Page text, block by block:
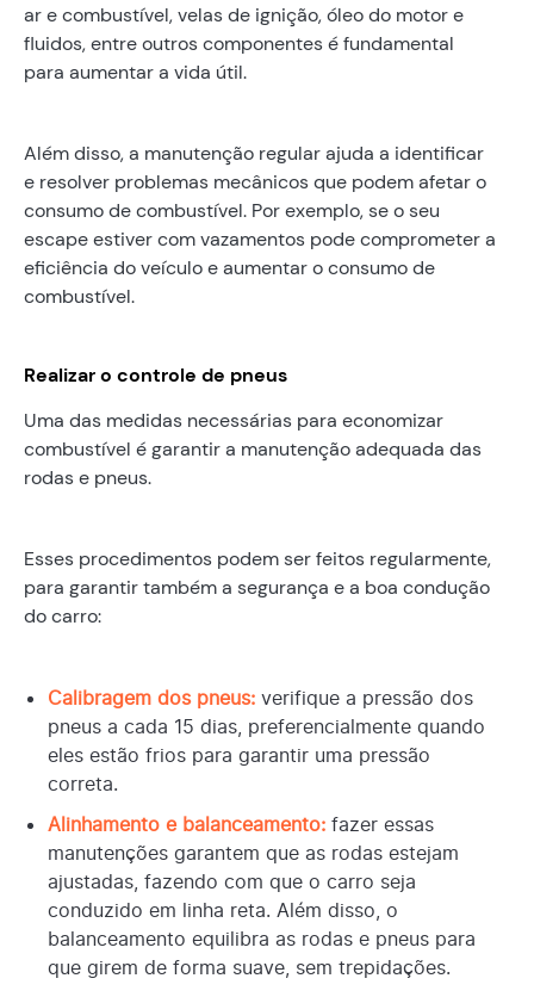
ar e combustível, velas de ignição, óleo do motor e
fluidos, entre outros componentes é fundamental
para aumentar a vida útil.
Além disso, a manutenção regular ajuda a identificar
e resolver problemas mecânicos que podem afetar o
consumo de combustível. Por exemplo, se o seu
escape estiver com vazamentos pode comprometer a
eficiência do veículo e aumentar o consumo de
combustível.
Realizar o controle de pneus
Uma das medidas necessárias para economizar
combustível é garantir a manutenção adequada das
rodas e pneus.
Esses procedimentos podem ser feitos regularmente,
para garantir também a segurança e a boa condução
do carro:
Calibragem dos pneus: verifique a pressão dos
pneus a cada 15 dias, preferencialmente quando
eles estão frios para garantir uma pressão
correta.
Alinhamento e balanceamento: fazer essas
manutenções garantem que as rodas estejam
ajustadas, fazendo com que o carro seja
conduzido em linha reta. Além disso, o
balanceamento equilibra as rodas e pneus para
que girem de forma suave, sem trepidações.